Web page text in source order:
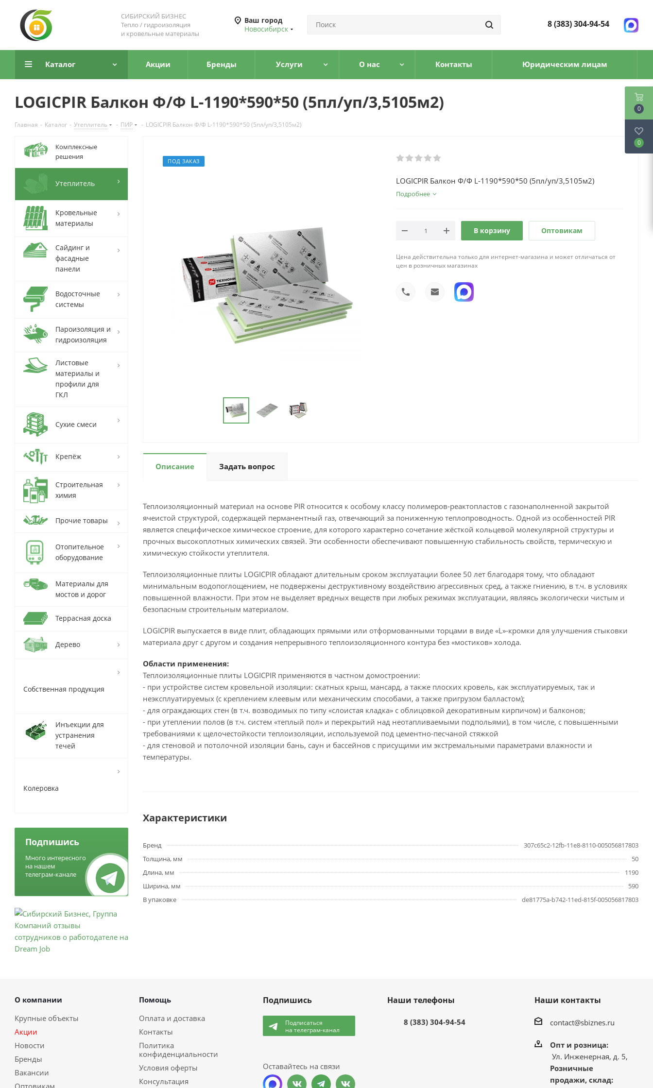
СИБИРСКИЙ БИЗНЕС
Тепло / гидроизоляция
и кровельные материалы
Ваш город
Новосибирск
8 (383) 304-94-54
Каталог Акции Бренды Услуги О нас Контакты Юридическим лицам
LOGICPIR Балкон Ф/Ф L-1190*590*50 (5пл/уп/3,5105м2)
Главная - Каталог - Утеплитель - ПИР - LOGICPIR Балкон Ф/Ф L-1190*590*50 (5пл/уп/3,5105м2)
ПОД ЗАКАЗ
LOGICPIR Балкон Ф/Ф L-1190*590*50 (5пл/уп/3,5105м2)
Подробнее
В корзину Оптовикам
Цена действительна только для интернет-магазина и может отличаться от
цен в розничных магазинах
Описание Задать вопрос
Теплоизоляционный материал на основе PIR относится к особому классу полимеров-реактопластов с газонаполненной закрытой
ячеистой структурой, содержащей перманентный газ, отвечающий за пониженную теплопроводность. Одной из особенностей PIR
является специфическое химическое строение, для которого характерно сочетание жёсткой кольцевой молекулярной структуры и
прочных высокоплотных химических связей. Эти особенности обеспечивают повышенную стабильность свойств, термическую и
химическую стойкости утеплителя.
Теплоизоляционные плиты LOGICPIR обладают длительным сроком эксплуатации более 50 лет благодаря тому, что обладают
минимальным водопоглощением, не подвержены деструктивному воздействию агрессивных сред, а также гниению, в т.ч. в условиях
повышенной влажности. При этом не выделяет вредных веществ при любых режимах эксплуатации, являясь экологически чистым и
безопасным строительным материалом.
LOGICPIR выпускается в виде плит, обладающих прямыми или отформованными торцами в виде «L»-кромки для улучшения стыковки
материала друг с другом и создания непрерывного теплоизоляционного контура без «мостиков» холода.
Области применения:
Теплоизоляционные плиты LOGICPIR применяются в частном домостроении:
- при устройстве систем кровельной изоляции: скатных крыш, мансард, а также плоских кровель, как эксплуатируемых, так и
неэксплуатируемых (с креплением клеевым или механическим способами, а также пригрузом балластом);
- для ограждающих стен (в т.ч. возводимых по типу «слоистая кладка» с облицовкой декоративным кирпичом) и балконов;
- при утеплении полов (в т.ч. систем «теплый пол» и перекрытий над неотапливаемыми подпольями), в том числе, с повышенными
требованиями к щелочестойкости теплоизоляции, используемой под цементно-песчаной стяжкой
- для стеновой и потолочной изоляции бань, саун и бассейнов с присущими им экстремальными параметрами влажности и
температуры.
Характеристики
Бренд
307c65c2-12fb-11e8-8110-005056817803
Толщина, мм
50
Длина, мм
1190
Ширина, мм
590
В упаковке
de81775a-b742-11ed-815f-005056817803
Комплексные
решения
Утеплитель
Кровельные
материалы
Сайдинг и
фасадные
панели
Водосточные
системы
Пароизоляция и
гидроизоляция
Листовые
материалы и
профили для
ГКЛ
Сухие смеси
Крепёж
Строительная
химия
Прочие товары
Отопительное
оборудование
Материалы для
мостов и дорог
Террасная доска
Дерево
Собственная продукция
Инъекции для
устранения
течей
Колеровка
Подпишись
Много интересного
на нашем
телеграм-канале
О компании
Крупные объекты
Акции
Новости
Бренды
Вакансии
Оптовикам
Помощь
Оплата и доставка
Контакты
Политика
конфиденциальности
Условия оферты
Консультация
Подпишись
Подписаться
на телеграм-канал
Оставайтесь на связи
Наши телефоны
8 (383) 304-94-54
Наши контакты
contact@sbiznes.ru
Опт и розница:
Ул. Инженерная, д. 5,
Розничные
продажи, склад:
0
0